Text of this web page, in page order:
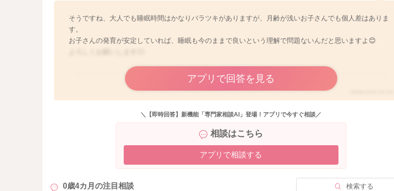
そうですね、大人でも睡眠時間はかなりバラツキがありますが、月齢が浅いお子さんでも個人差はありま
す。
お子さんの発育が安定していれば、睡眠も今のままで良いという理解で問題ないんだと思いますよ😊
アプリで回答を見る
＼【即時回答】新機能「専門家相談AI」登場！アプリで今すぐ相談／
相談はこちら
アプリで相談する
0歳4カ月の注目相談 検索する